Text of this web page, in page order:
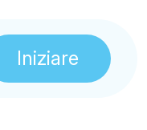
Iniziare